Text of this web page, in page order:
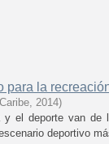
para la
, 2014)
y el deporte van
deportivo